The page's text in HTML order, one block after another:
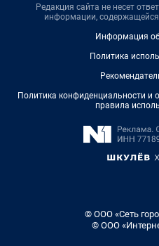
Редакция сайта не несет
информации,
Информация
Политика
Политика конфиденциальности и
правила
© ООО «Сеть
© ООО